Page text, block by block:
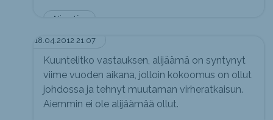
Nimetön
18.04.2012 21:07
Kuuntelitko vastauksen, alijäämä on syntynyt
viime vuoden aikana, jolloin kokoomus on ollut
johdossa ja tehnyt muutaman virheratkaisun.
Aiemmin ei ole alijäämää ollut.